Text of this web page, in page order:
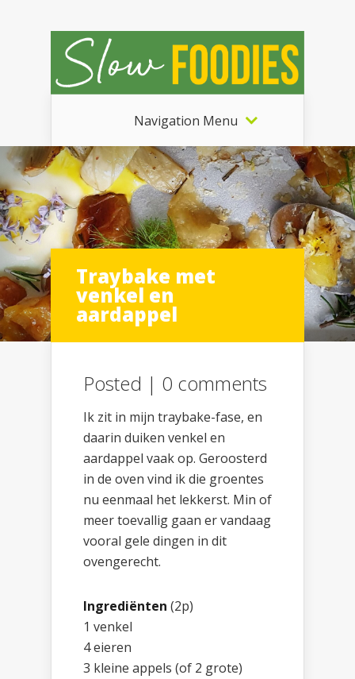
Navigation Menu
Traybake met
venkel en
aardappel
Posted | 0 comments
Ik zit in mijn traybake-fase, en
daarin duiken venkel en
aardappel vaak op. Geroosterd
in de oven vind ik die groentes
nu eenmaal het lekkerst. Min of
meer toevallig gaan er vandaag
vooral gele dingen in dit
ovengerecht.
Ingrediënten (2p)
1 venkel
4 eieren
3 kleine appels (of 2 grote)